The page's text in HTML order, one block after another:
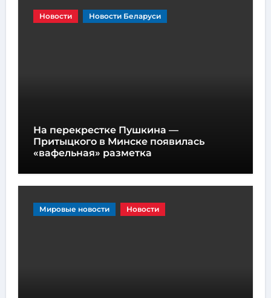
Новости Новости Беларуси
На перекрестке Пушкина —
Притыцкого в Минске появилась
«вафельная» разметка
Мировые новости Новости